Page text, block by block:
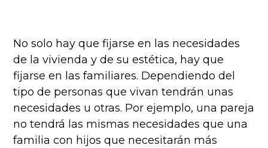
No solo hay que fijarse en las necesidades
de la vivienda y de su estética, hay que
fijarse en las familiares. Dependiendo del
tipo de personas que vivan tendrán unas
necesidades u otras. Por ejemplo, una pareja
no tendrá las mismas necesidades que una
familia con hijos que necesitarán más